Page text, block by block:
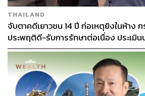
ได้ที่www.facebook.com/nusarabkk/
อ่านรีวิว เมรัย ได้ที่ thestandard.co/
Nusara นุสรา Thai Fine Cuisine
Open:วันพุธ-วันจันทร์ เวลา 17.00-
Address:ซอยท่าเตียน ถนนมหาราช พ
เขตพระนคร กรุงเทพฯ
THAILAND
จับตาคดีเยาวชน 14 ปี ก่อเหตุยิงในห้าง
ประพฤติดี-รับการรักษาต่อเนื่อง ประเมิ